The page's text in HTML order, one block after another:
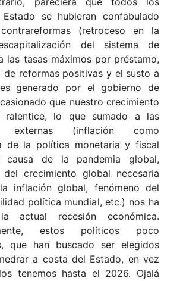
se hubieran confabulado
(retroceso en la
del sistema de
las tasas máximos por préstamo,
de reformas positivas y el susto a
generado por el gobierno de
que nuestro crecimiento
ralentice, lo que sumado a las
externas (inflación como
de la política monetaria y fiscal
causa de la pandemia global,
del crecimiento global necesaria
inflación global, fenómeno del
política mundial, etc.) nos ha
actual recesión económica.
estos políticos poco
que han buscado ser elegidos
a costa del Estado, en vez
tenemos hasta el 2026. Ojalá